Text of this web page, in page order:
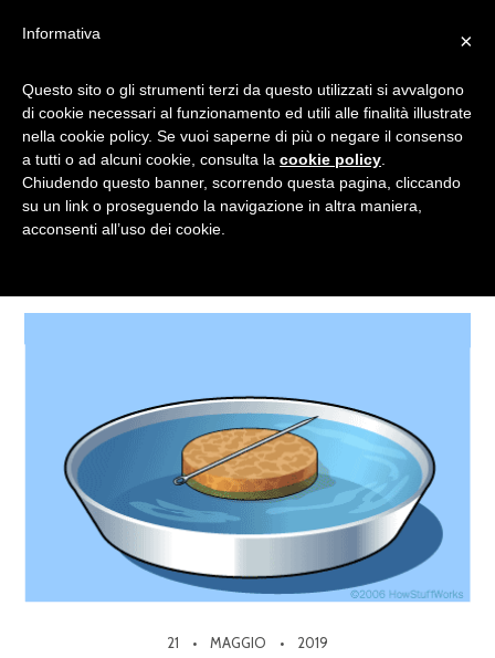
ORIENTARSI
Tagged
21 MAGGIO 2019
×
Informativa
Questo sito o gli strumenti terzi da questo utilizzati si avvalgono
di cookie necessari al funzionamento ed utili alle finalità illustrate
nella cookie policy. Se vuoi saperne di più o negare il consenso
a tutti o ad alcuni cookie, consulta la cookie policy
Chiudendo questo banner, scorrendo questa pagina, cliccando
su un link o proseguendo la navigazione in altra maniera,
acconsenti all’uso dei cookie.